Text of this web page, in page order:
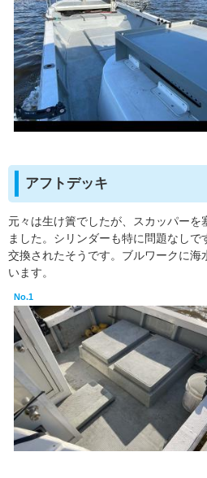
アフトデッキ
元々は生け簀でしたが、スカッパー
ました。シリンダーも特に問題なし
交換されたそうです。ブルワークに海
います。
No.1